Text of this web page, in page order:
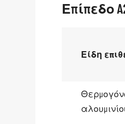
Επίπεδο
Είδη